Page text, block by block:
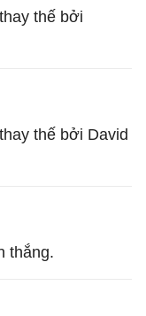
thế bởi
thế bởi David
thắng.